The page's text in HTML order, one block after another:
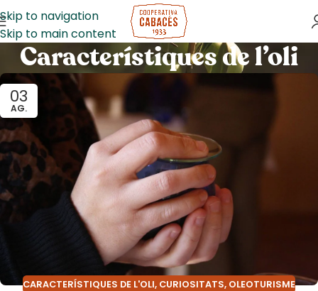
Skip to navigation
Skip to main content
Característiques de l’oli
03
AG.
CARACTERÍSTIQUES DE L'OLI, CURIOSITATS, OLEOTURISME